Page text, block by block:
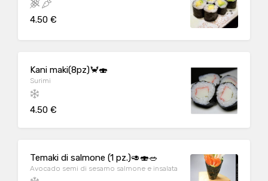
4.50 €
Kani maki(8pz)🦀🍣
Surimi
4.50 €
Temaki di salmone (1 pz.)🥑🍣🥗
Avocado semi di sesamo salmone e insalata